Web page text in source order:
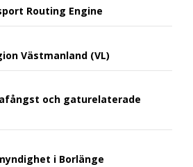
Routing Engine
Västmanland (VL)
och gaturelaterade
i Borlänge